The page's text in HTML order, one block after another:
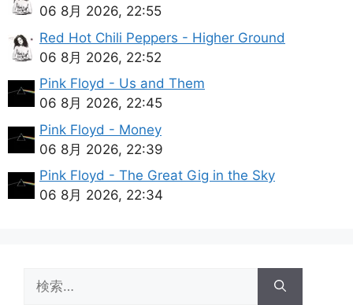
06 8月 2026, 22:55
Red Hot Chili Peppers - Higher Ground
06 8月 2026, 22:52
Pink Floyd - Us and Them
06 8月 2026, 22:45
Pink Floyd - Money
06 8月 2026, 22:39
Pink Floyd - The Great Gig in the Sky
06 8月 2026, 22:34
索: